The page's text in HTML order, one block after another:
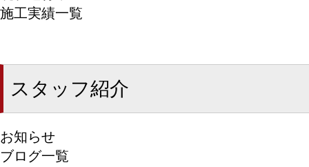
施工実績一覧
スタッフ紹介
お知らせ
ブログ一覧